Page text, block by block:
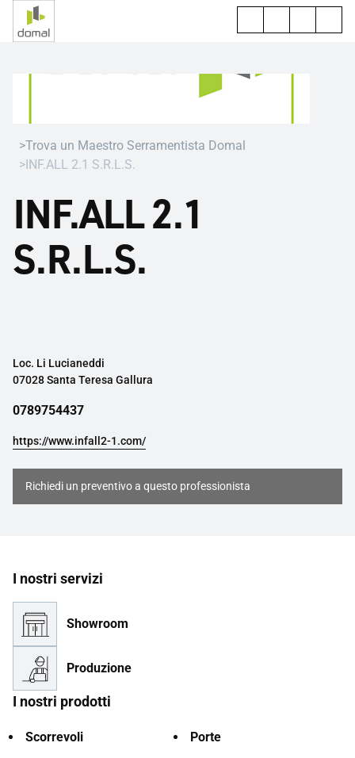
Trova un Maestro Serramentista Domal
INF.ALL 2.1 S.R.L.S.
INF.ALL 2.1
S.R.L.S.
Loc. Li Lucianeddi
07028 Santa Teresa Gallura
0789754437
https://www.infall2-1.com/
Richiedi un preventivo a questo professionista
I nostri servizi
Showroom
Produzione
I nostri prodotti
Scorrevoli Porte